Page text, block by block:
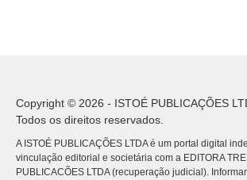
Copyright © 2026 - ISTOÉ PUBLICAÇÕES
Todos os direitos reservados.
A ISTOÉ PUBLICAÇÕES LTDA é um portal digital
vinculação editorial e societária com a EDITORA
PUBLICACÕES LTDA (recuperação judicial).